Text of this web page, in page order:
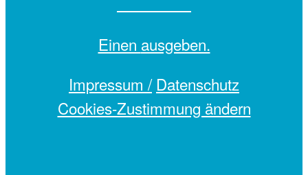
Einen ausgeben.
Impressum / Datenschutz
Cookies-Zustimmung ändern